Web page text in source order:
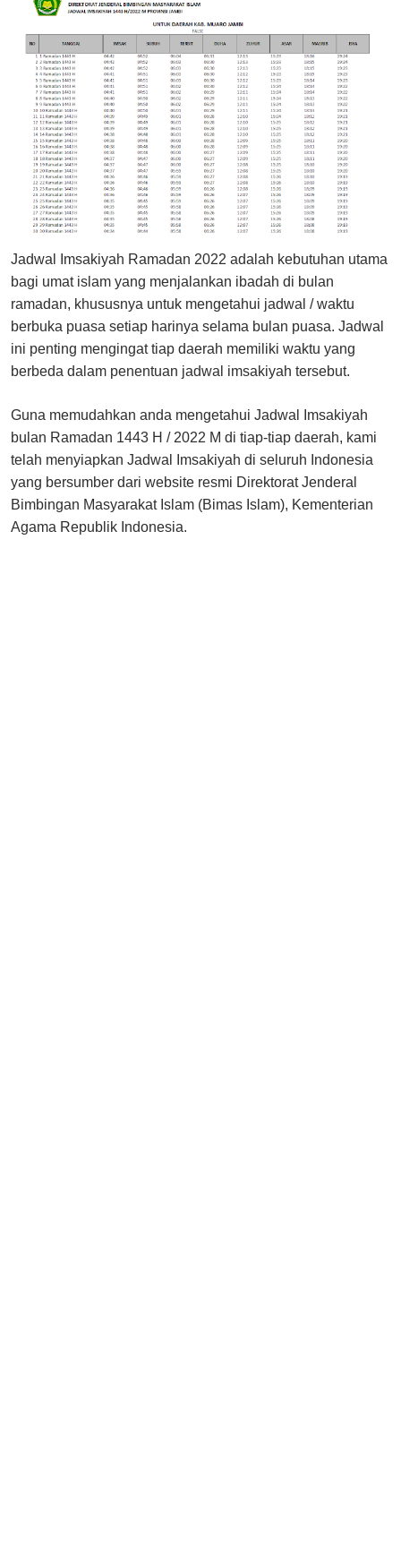
Jadwal Imsakiyah Ramadan 2022 adalah kebutuhan utama
bagi umat islam yang menjalankan ibadah di bulan
ramadan, khususnya untuk mengetahui jadwal / waktu
berbuka puasa setiap harinya selama bulan puasa. Jadwal
ini penting mengingat tiap daerah memiliki waktu yang
berbeda dalam penentuan jadwal imsakiyah tersebut.
Guna memudahkan anda mengetahui Jadwal Imsakiyah
bulan Ramadan 1443 H / 2022 M di tiap-tiap daerah, kami
telah menyiapkan Jadwal Imsakiyah di seluruh Indonesia
yang bersumber dari website resmi Direktorat Jenderal
Bimbingan Masyarakat Islam (Bimas Islam), Kementerian
Agama Republik Indonesia.